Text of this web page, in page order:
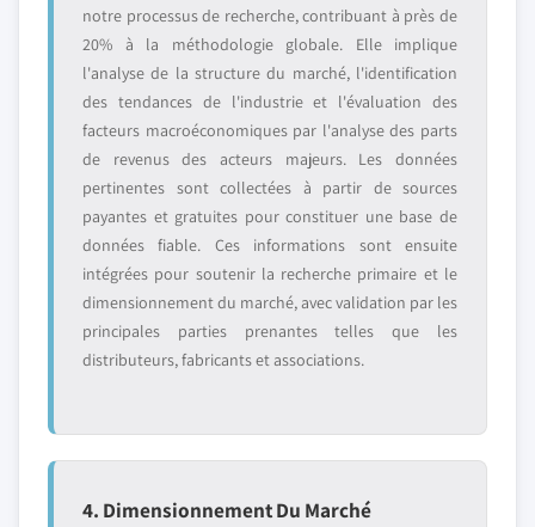
notre processus de recherche, contribuant à près de
20% à la méthodologie globale. Elle implique
l'analyse de la structure du marché, l'identification
des tendances de l'industrie et l'évaluation des
facteurs macroéconomiques par l'analyse des parts
de revenus des acteurs majeurs. Les données
pertinentes sont collectées à partir de sources
payantes et gratuites pour constituer une base de
données fiable. Ces informations sont ensuite
intégrées pour soutenir la recherche primaire et le
dimensionnement du marché, avec validation par les
principales parties prenantes telles que les
distributeurs, fabricants et associations.
4. Dimensionnement Du Marché